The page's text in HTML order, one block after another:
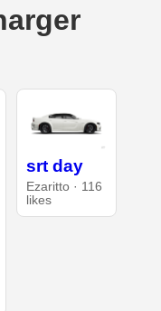
srt day
Ezaritto · 116
likes